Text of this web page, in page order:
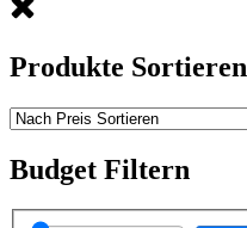
Produkte Sortieren
Budget Filtern